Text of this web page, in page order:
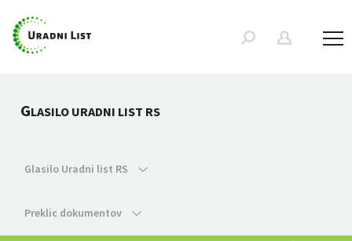
GLASILO URADNI LIST RS
Glasilo Uradni list RS
Preklic dokumentov